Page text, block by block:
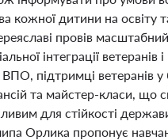
кожної дитини на освіту
провів
інтеграції
підтримці ветеранів у
та майстер-класи, що
для стійкості
Орлика пропонує